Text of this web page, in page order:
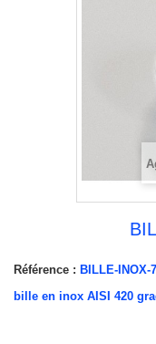
Référence : BILLE-INOX-
bille en inox AISI 420